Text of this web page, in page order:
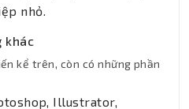
nhỏ.
khác
kể trên, còn có những phần
Illustrator,